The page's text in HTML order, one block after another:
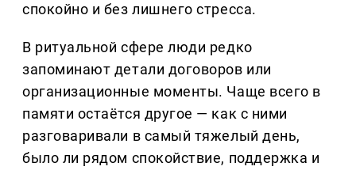
спокойно и без лишнего стресса.
В ритуальной сфере люди редко
запоминают детали договоров или
организационные моменты. Чаще всего в
памяти остаётся другое — как с ними
разговаривали в самый тяжелый день,
было ли рядом спокойствие, поддержка и